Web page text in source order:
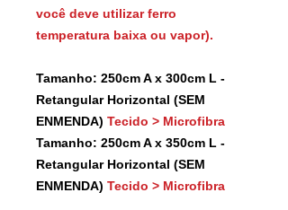
você deve utilizar ferro
temperatura baixa ou vapor).
Tamanho: 250cm A x 300cm L -
Retangular Horizontal (SEM
ENMENDA) Tecido > Microfibra
Tamanho: 250cm A x 350cm L -
Retangular Horizontal (SEM
ENMENDA) Tecido > Microfibra